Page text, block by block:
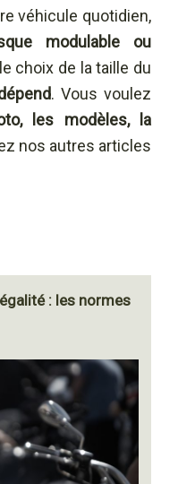
véhicule quotidien,
modulable ou
choix de la taille du
. Vous voulez
les modèles, la
nos autres articles
: les normes